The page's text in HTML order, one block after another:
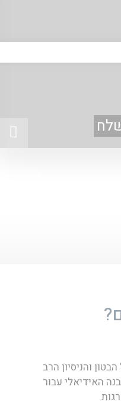
והניסיון הרב
האידיאלי עבור